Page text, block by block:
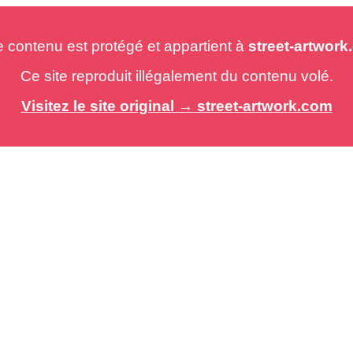
est protégé et appartient à street-
Ce site reproduit illégalement du contenu volé.
Visitez le site original → street-artwork.com